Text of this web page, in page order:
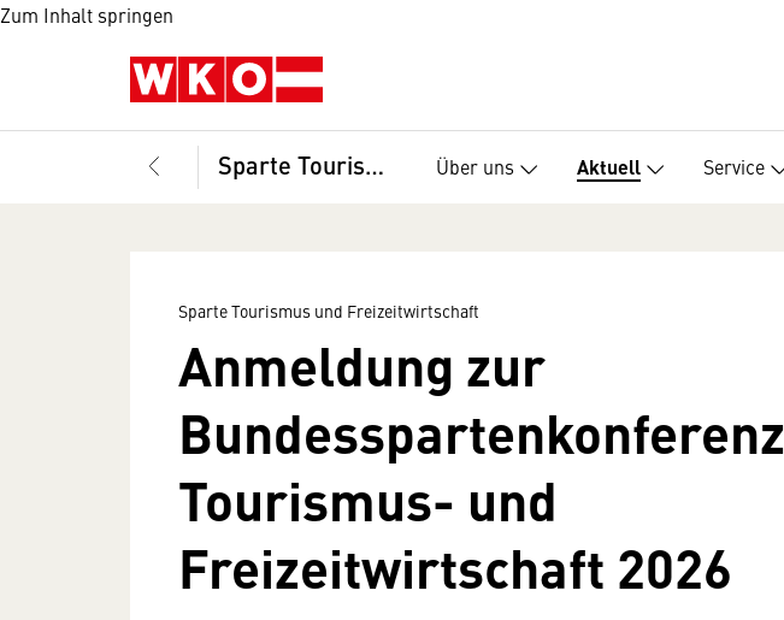
Zum Inhalt springen
Sparte Tourismus und Freizeitwirtschaft Über uns Aktuell Service
Sparte Tourismus und Freizeitwirtschaft
Anmeldung zur
Bundesspartenkonferenz
Tourismus- und
Freizeitwirtschaft 2026